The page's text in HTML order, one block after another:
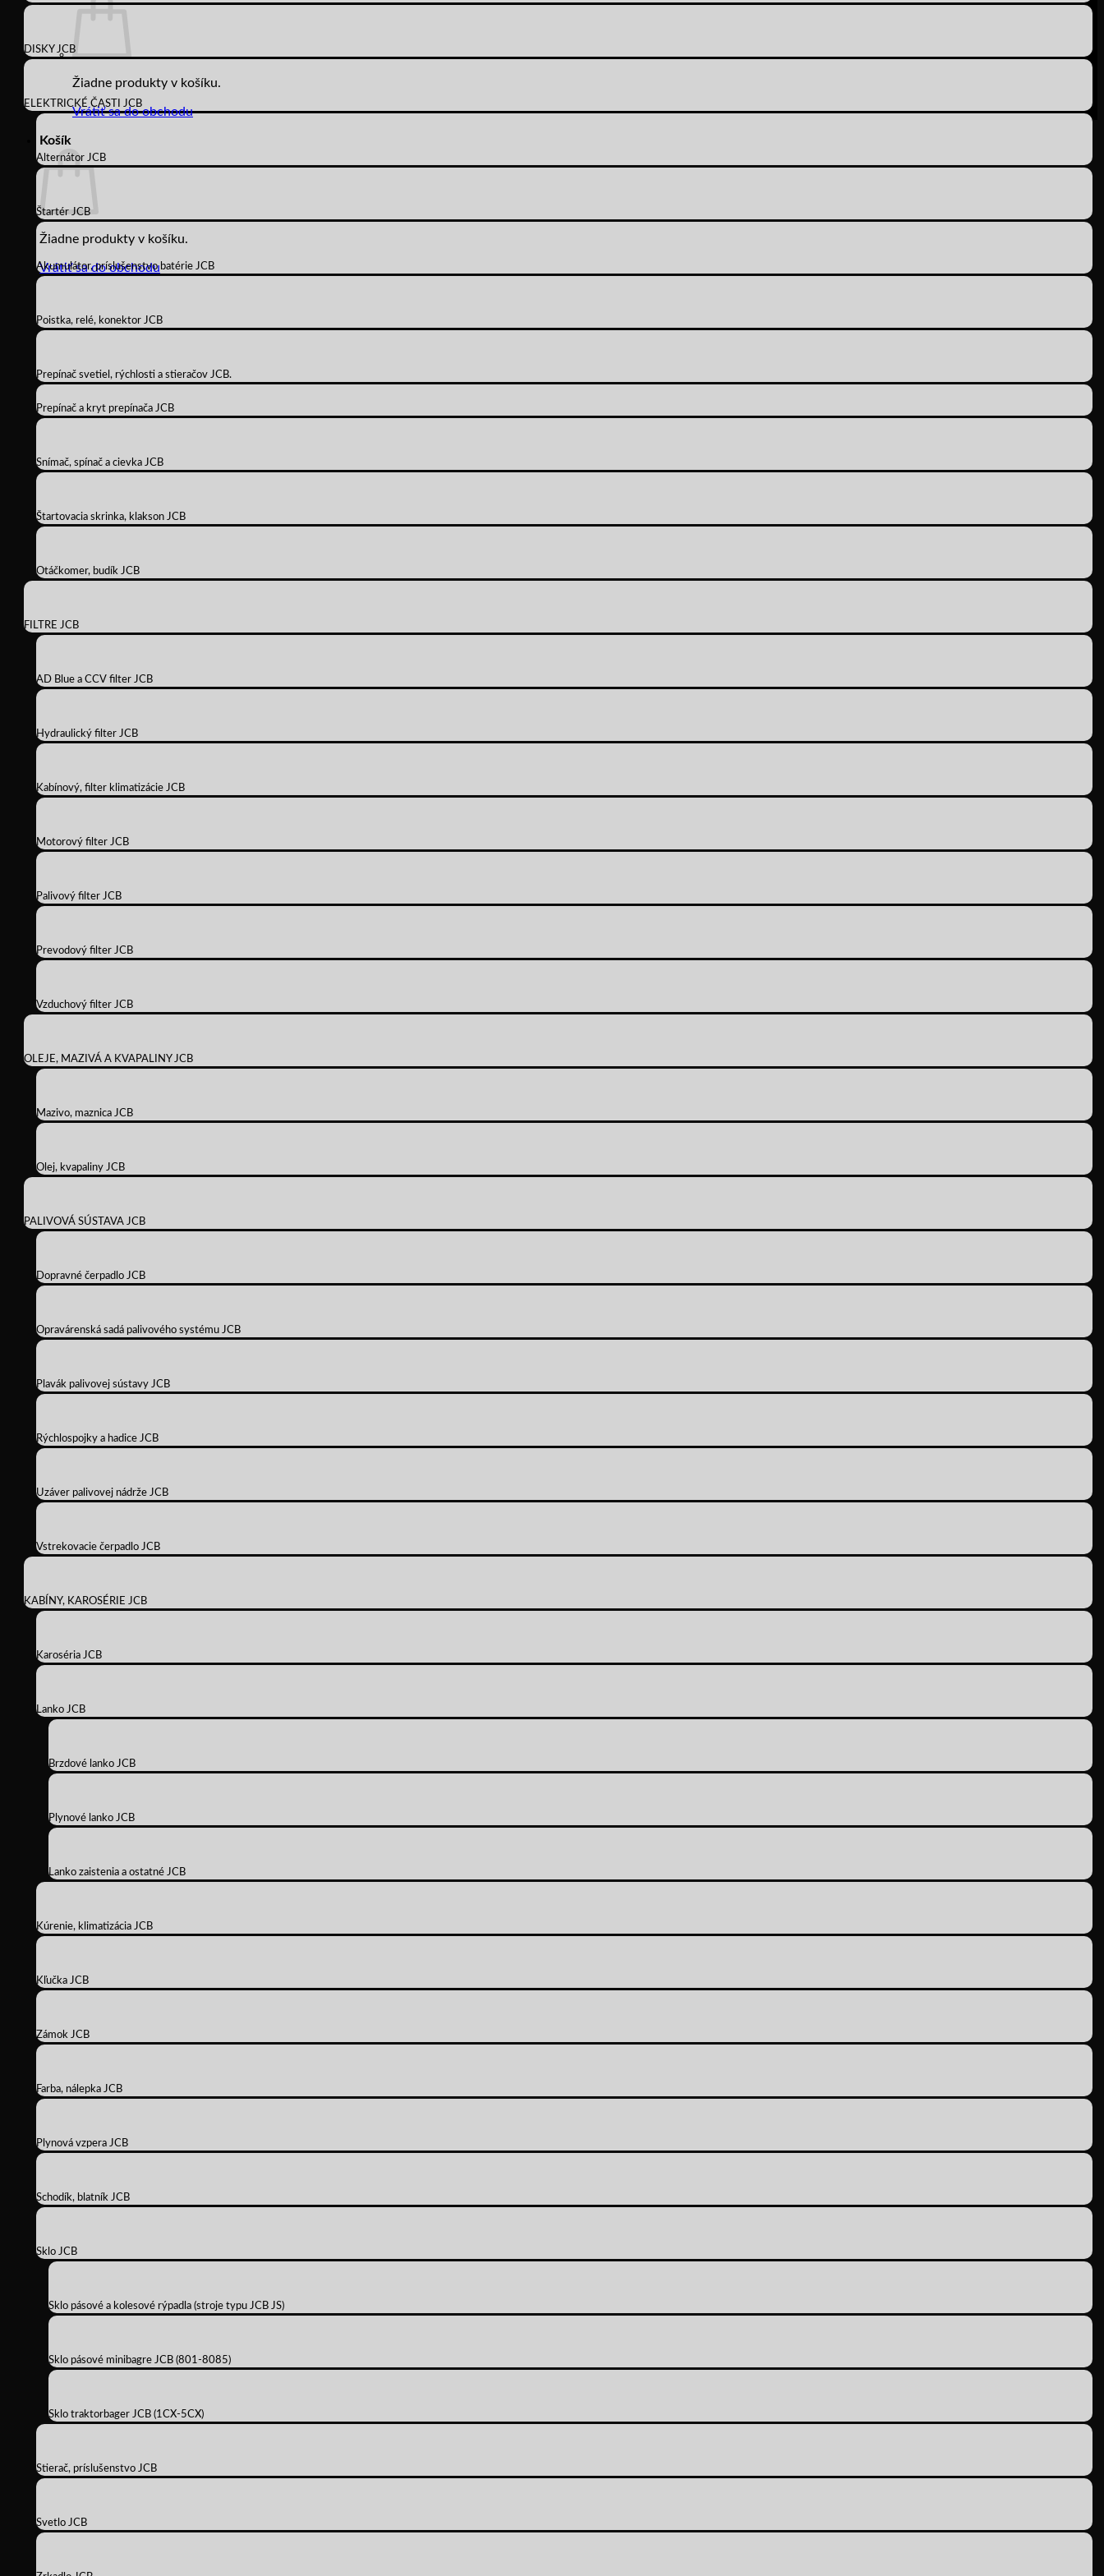
Žiadne produkty v košíku.
Vrátiť sa do obchodu
Košík
Žiadne produkty v košíku.
Vrátiť sa do obchodu
DISKY JCB
ELEKTRICKÉ ČASTI JCB
Alternátor JCB
Štartér JCB
Akumulátor, príslušenstvo batérie JCB
Poistka, relé, konektor JCB
Prepínač svetiel, rýchlosti a stieračov JCB.
Prepínač a kryt prepínača JCB
Snímač, spínač a cievka JCB
Štartovacia skrinka, klakson JCB
Otáčkomer, budík JCB
FILTRE JCB
AD Blue a CCV filter JCB
Hydraulický filter JCB
Kabínový, filter klimatizácie JCB
Motorový filter JCB
Palivový filter JCB
Prevodový filter JCB
Vzduchový filter JCB
OLEJE, MAZIVÁ A KVAPALINY JCB
Mazivo, maznica JCB
Olej, kvapaliny JCB
PALIVOVÁ SÚSTAVA JCB
Dopravné čerpadlo JCB
Opravárenská sadá palivového systému JCB
Plavák palivovej sústavy JCB
Rýchlospojky a hadice JCB
Uzáver palivovej nádrže JCB
Vstrekovacie čerpadlo JCB
KABÍNY, KAROSÉRIE JCB
Karoséria JCB
Lanko JCB
Brzdové lanko JCB
Plynové lanko JCB
Lanko zaistenia a ostatné JCB
Kúrenie, klimatizácia JCB
Kľučka JCB
Zámok JCB
Farba, nálepka JCB
Plynová vzpera JCB
Schodík, blatník JCB
Sklo JCB
Sklo pásové a kolesové rýpadla (stroje typu JCB JS)
Sklo pásové minibagre JCB (801-8085)
Sklo traktorbager JCB (1CX-5CX)
Stierač, príslušenstvo JCB
Svetlo JCB